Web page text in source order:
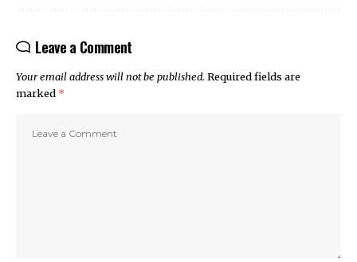
Leave a Comment
Your email address will not be published. Required fields are
marked *